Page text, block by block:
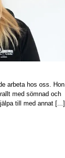
arbeta hos oss. Hon
med sömnad och
till med annat [...]